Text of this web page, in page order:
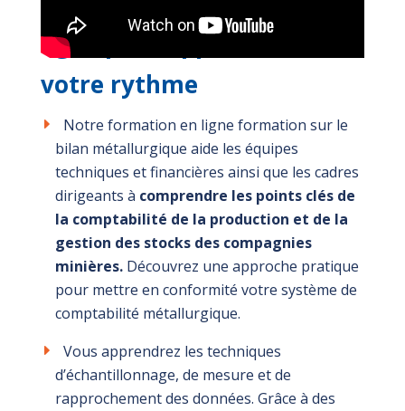
ligne pour apprendre à
votre rythme
Notre formation en ligne formation sur le
bilan métallurgique aide les équipes
techniques et financières ainsi que les cadres
dirigeants à comprendre les points clés de
la comptabilité de la production et de la
gestion des stocks des compagnies
minières.Découvrez une approche pratique
pour mettre en conformité votre système de
comptabilité métallurgique.
Vous apprendrez les techniques
d’échantillonnage, de mesure et de
rapprochement des données. Grâce à des